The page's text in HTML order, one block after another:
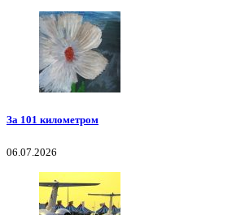
За 101 километром
06.07.2026